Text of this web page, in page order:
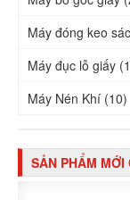
Máy đóng keo
Máy đục lỗ giấy
Máy Nén Khí (10)
SẢN PHẨM MỚI